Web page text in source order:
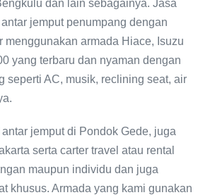
dan lain sebagainya. Jasa
jemput penumpang dengan
menggunakan armada Hiace, Isuzu
yang terbaru dan nyaman dengan
seperti AC, musik, reclining seat, air
jemput di Pondok Gede, juga
serta carter travel atau rental
maupun individu dan juga
khusus. Armada yang kami gunakan